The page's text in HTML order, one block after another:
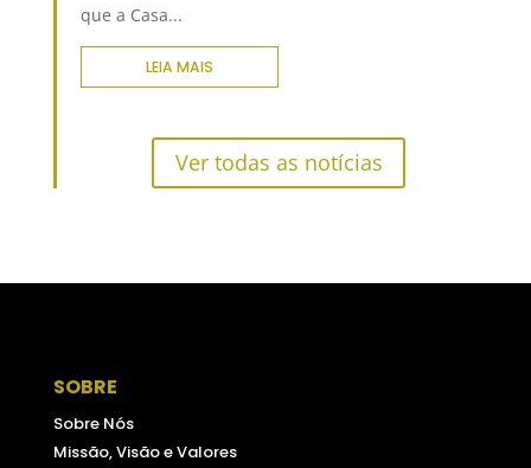
que a Casa...
LEIA MAIS
Ver todas as notícias
SOBRE
Sobre Nós
Missão, Visão e Valores